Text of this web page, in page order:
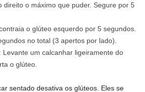
direito o máximo que puder. Segure por 5
o glúteo esquerdo por 5 segundos.
no total (3 apertos por lado).
Levante um calcanhar ligeiramente do
o glúteo.
sentado desativa os glúteos. Eles se